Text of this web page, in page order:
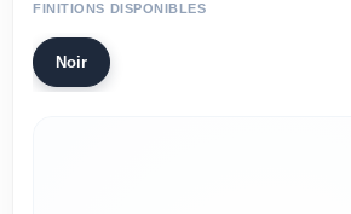
FINITIONS DISPONIBLES
Noir